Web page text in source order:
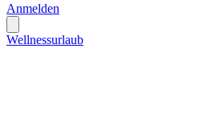
Anmelden
Wellnessurlaub